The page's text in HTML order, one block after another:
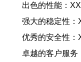
出色的性能：
强大的稳定性：
优秀的安全性：
卓越的客户服务